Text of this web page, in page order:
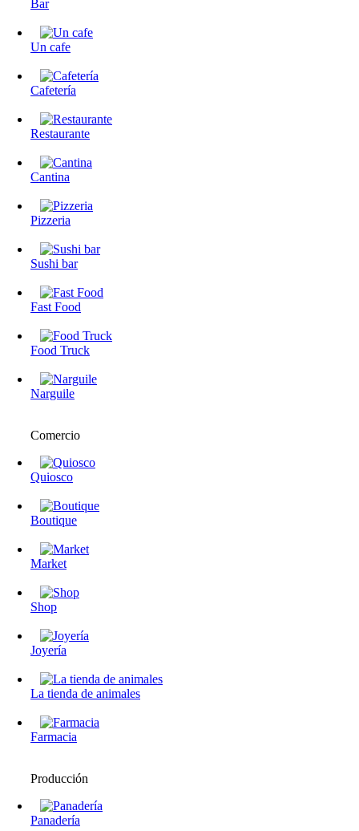
Bar
Un cafe
Cafetería
Restaurante
Cantina
Pizzeria
Sushi bar
Fast Food
Food Truck
Narguile
Comercio
Quiosco
Boutique
Market
Shop
Joyería
La tienda de animales
Farmacia
Producción
Panadería